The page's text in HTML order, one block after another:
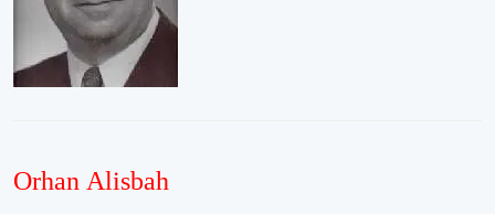
Orhan Alisbah